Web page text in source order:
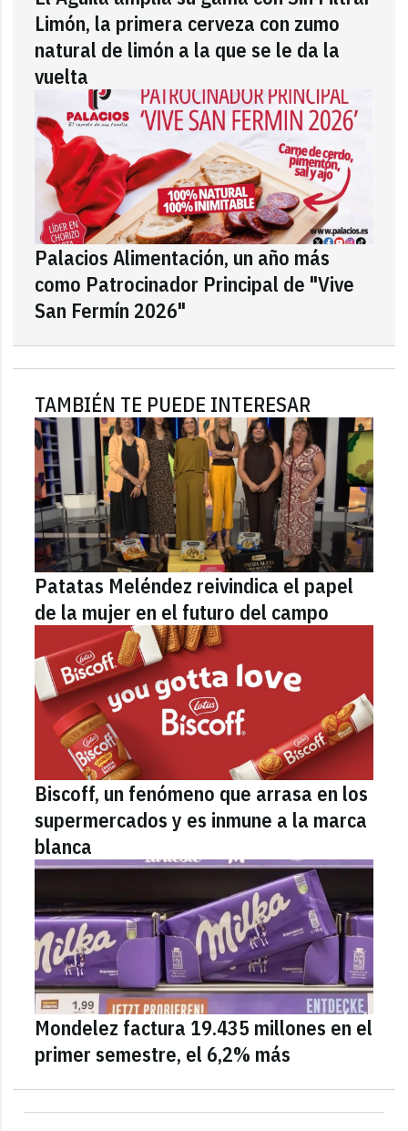
Limón, la primera cerveza con zumo
natural de limón a la que se le da la
vuelta
Palacios Alimentación, un año más
como Patrocinador Principal de "Vive
San Fermín 2026"
TAMBIÉN TE PUEDE INTERESAR
Patatas Meléndez reivindica el papel
de la mujer en el futuro del campo
Biscoff, un fenómeno que arrasa en los
supermercados y es inmune a la marca
blanca
Mondelez factura 19.435 millones en el
primer semestre, el 6,2% más